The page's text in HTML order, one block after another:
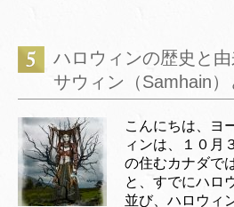
ハロウィンの歴史と
サウィン（Samhain）
こんにちは、ヨ
ィンは、１０月
の住むカナダで
と、すでにハロ
並び、ハロウィ